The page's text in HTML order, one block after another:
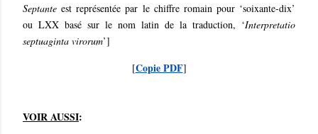
Septante est représentée par le chiffre romain pour ‘soixante-dix’
ou LXX basé sur le nom latin de la traduction, ‘Interpretatio
septuaginta virorum’]
[Copie PDF]
VOIR AUSSI: